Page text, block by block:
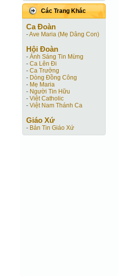
Các Trang Khác
Ca Ðoàn
-Ave Maria (Mẹ Dâng Con)
Hội Ðoàn
- Ánh Sáng Tin Mừng
- Ca Lên Đi
- Ca Trưởng
- Dòng Đồng Công
- Mẹ Maria
- Người Tin Hữu
- Việt Catholic
- Việt Nam Thánh Ca
Giáo Xứ
- Bản Tin Giáo Xứ